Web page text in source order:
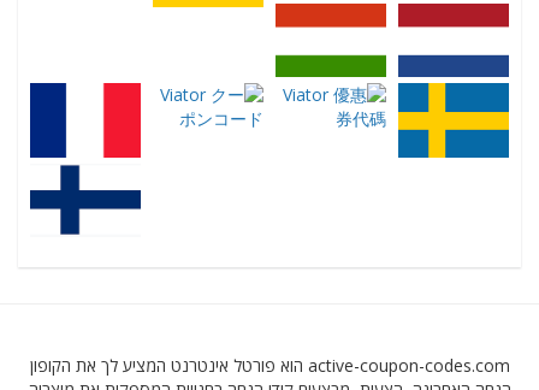
active-coupon-codes.com הוא פורטל אינטרנט המציע לך את הקופון